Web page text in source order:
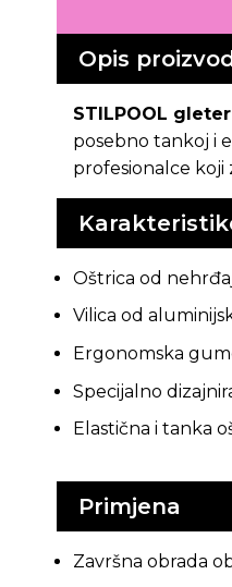
Opis
STILPOOL gleter
posebno tankoj i
profesionalce
Oštrica od
Vilica od
Ergonomska
Specijalno
Elastična i tanka
Primjena
Završna obrada